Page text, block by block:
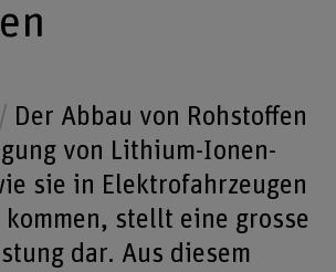
Der Abbau von Rohstoffen
von Lithium-Ionen-
sie in Elektrofahrzeugen
kommen, stellt eine grosse
dar. Aus diesem